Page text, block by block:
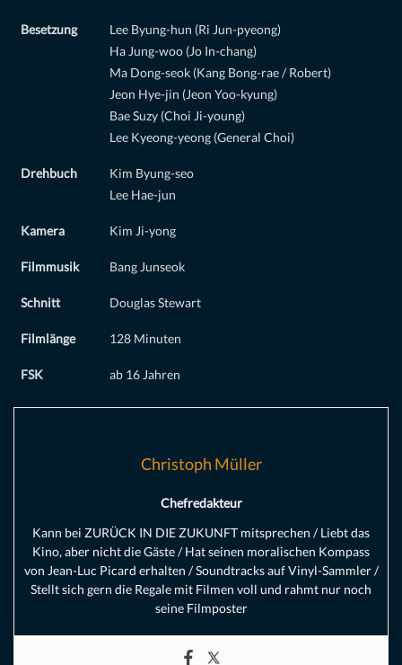
Besetzung
Lee Byung-hun (Ri Jun-pyeong)
Ha Jung-woo (Jo In-chang)
Ma Dong-seok (Kang Bong-rae / Robert)
Jeon Hye-jin (Jeon Yoo-kyung)
Bae Suzy (Choi Ji-young)
Lee Kyeong-yeong (General Choi)
Drehbuch
Kim Byung-seo
Lee Hae-jun
Kamera Kim Ji-yong
Filmmusik Bang Junseok
Schnitt Douglas Stewart
Filmlänge 128 Minuten
FSK ab 16 Jahren
Christoph Müller
Chefredakteur
Kann bei ZURÜCK IN DIE ZUKUNFT mitsprechen / Liebt das
Kino, aber nicht die Gäste / Hat seinen moralischen Kompass
von Jean-Luc Picard erhalten / Soundtracks auf Vinyl-Sammler /
Stellt sich gern die Regale mit Filmen voll und rahmt nur noch
seine Filmposter